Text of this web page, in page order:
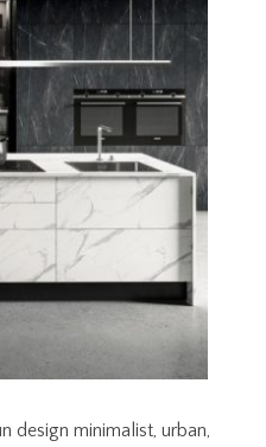
design minimalist, urban,